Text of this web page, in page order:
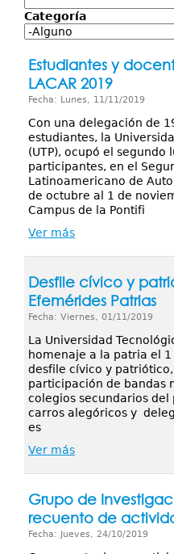
Categoría
Estudiantes y
LACAR 2019
Fecha: Lunes, 11/11/2019
Con una delegación de
estudiantes, la
(UTP), ocupó el
participantes, en el
Latinoamericano de
de octubre al 1 de
Campus de la Pontifi
Ver más
Desfile cívico y
Efemérides Patrias
Fecha: Viernes, 01/11/2019
La Universidad
homenaje a la patria el
desfile cívico y
participación de bandas
colegios secundarios del
carros alegóricos y
es
Ver más
Grupo de
recuento de
Fecha: Jueves, 24/10/2019